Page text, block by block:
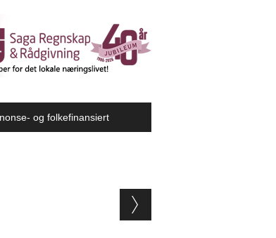
og folkefinansiert